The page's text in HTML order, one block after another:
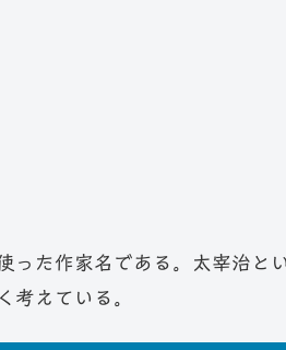
った作家名である。太宰治と
考えている。